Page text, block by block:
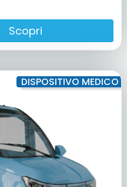
Scopri
DISPOSITIVO MEDICO